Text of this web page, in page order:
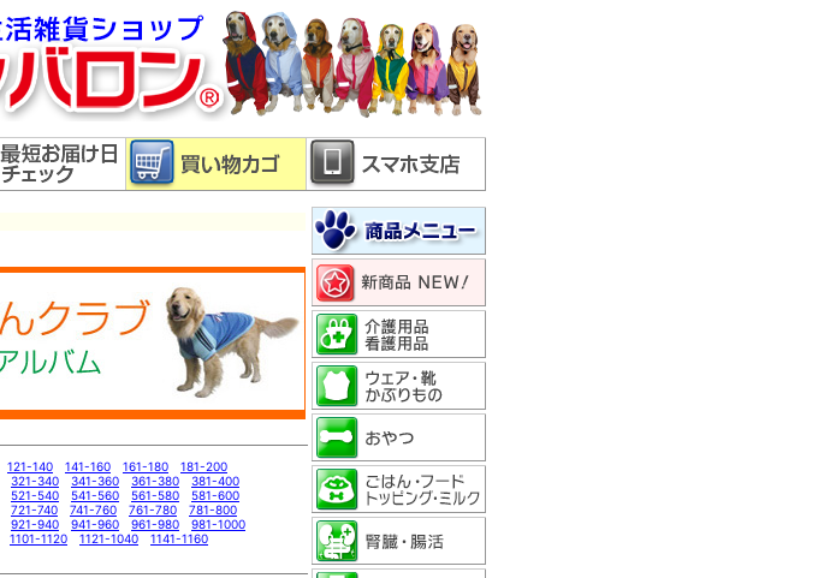
121-140 141-160 161-180
181-200
321-340 341-360 361-380
381-400
521-540 541-560 561-580
581-600
721-740 741-760 761-780
781-800
921-940 941-960 961-980
981-1000
1101-1120 1121-1040
1141-1160